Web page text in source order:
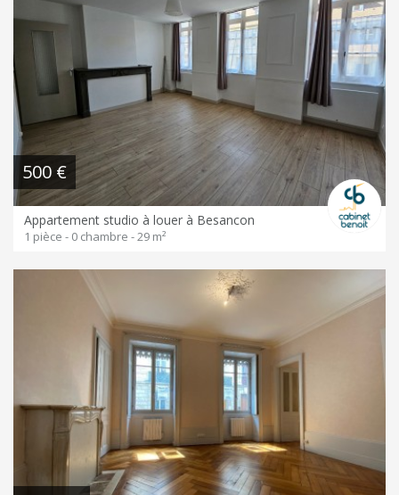
500 €
Appartement studio à louer à Besancon
1 pièce - 0 chambre - 29 m²